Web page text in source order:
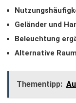
Geländer und
Beleuchtung
Alternative
Thementipp: